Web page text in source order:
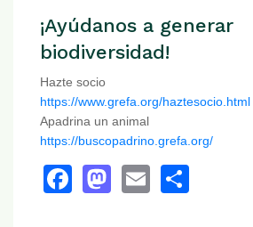
¡Ayúdanos a generar
biodiversidad!
Hazte socio
https://www.grefa.org/haztesocio.html
Apadrina un animal
https://buscopadrino.grefa.org/
Facebook
Mastodon
Email